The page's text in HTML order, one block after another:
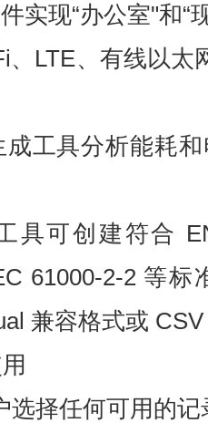
实现“办公室"和“
、LTE、有线以太
工具分析能耗
具可创建符合
61000-2-2 等
兼容格式或
选择任何可用的